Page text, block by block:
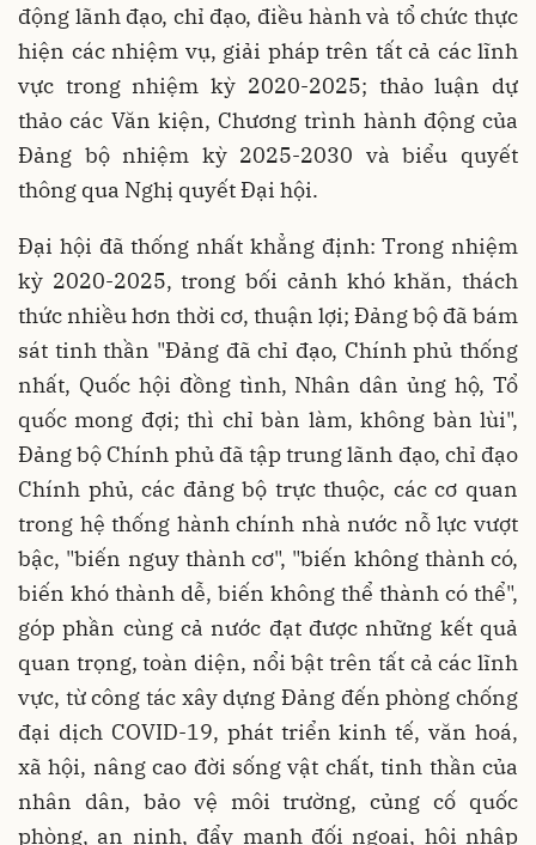
động lãnh đạo, chỉ đạo, điều hành và tổ chức thực
hiện các nhiệm vụ, giải pháp trên tất cả các lĩnh
vực trong nhiệm kỳ 2020-2025; thảo luận dự
thảo các Văn kiện, Chương trình hành động của
Đảng bộ nhiệm kỳ 2025-2030 và biểu quyết
thông qua Nghị quyết Đại hội.
Đại hội đã thống nhất khẳng định: Trong nhiệm
kỳ 2020-2025, trong bối cảnh khó khăn, thách
thức nhiều hơn thời cơ, thuận lợi; Đảng bộ đã bám
sát tinh thần "Đảng đã chỉ đạo, Chính phủ thống
nhất, Quốc hội đồng tình, Nhân dân ủng hộ, Tổ
quốc mong đợi; thì chỉ bàn làm, không bàn lùi",
Đảng bộ Chính phủ đã tập trung lãnh đạo, chỉ đạo
Chính phủ, các đảng bộ trực thuộc, các cơ quan
trong hệ thống hành chính nhà nước nỗ lực vượt
bậc, "biến nguy thành cơ", "biến không thành có,
biến khó thành dễ, biến không thể thành có thể",
góp phần cùng cả nước đạt được những kết quả
quan trọng, toàn diện, nổi bật trên tất cả các lĩnh
vực, từ công tác xây dựng Đảng đến phòng chống
đại dịch COVID-19, phát triển kinh tế, văn hoá,
xã hội, nâng cao đời sống vật chất, tinh thần của
nhân dân, bảo vệ môi trường, củng cố quốc
phòng, an ninh, đẩy mạnh đối ngoại, hội nhập